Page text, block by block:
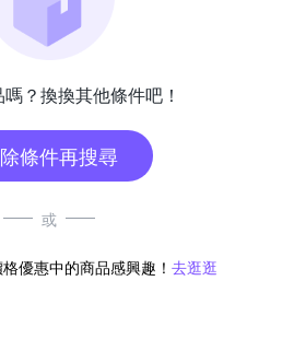
？換換其他條件吧！
條件再搜尋
或
優惠中的商品感興趣！ 去逛逛